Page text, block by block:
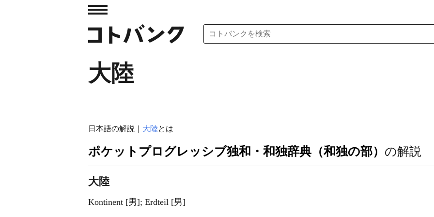
大陸
日本語の解説｜ 大陸とは
ポケットプログレッシブ独和・和独辞典（和独の部） の解説
大陸
Kontinent [男]; Erdteil [男]